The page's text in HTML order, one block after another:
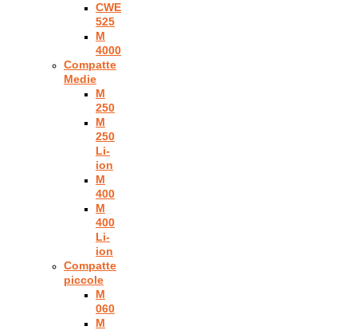
CWE
525
M
4000
Compatte
Medie
M
250
M
250
Li-
ion
M
400
M
400
Li-
ion
Compatte
piccole
M
060
M